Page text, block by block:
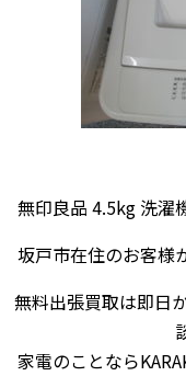
無印良品 4.5kg 洗濯
坂戸市在住のお客様
無料出張買取は即日
家電のことなら